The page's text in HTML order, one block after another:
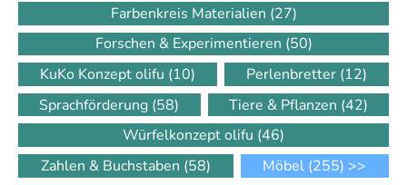
Farbenkreis Materialien (27)
Forschen & Experimentieren (50)
KuKo Konzept olifu (10) Perlenbretter (12)
Sprachförderung (58) Tiere & Pflanzen (42)
Würfelkonzept olifu (46)
Zahlen & Buchstaben (58) Möbel (255) >>